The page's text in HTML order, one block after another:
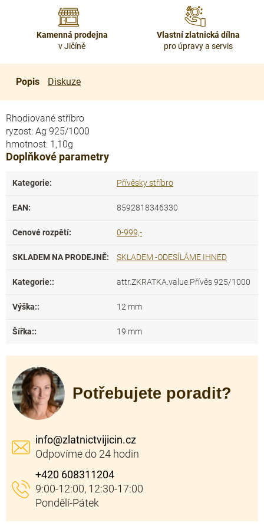
Kamenná prodejna
v Jičíně
Vlastní zlatnická dílna
pro úpravy a servis
Popis Diskuze
Rhodiované stříbro
ryzost: Ag 925/1000
hmotnost: 1,10g
Doplňkové parametry
Kategorie: Přívěsky stříbro
EAN: 8592818346330
Cenové rozpětí: 0-999,-
SKLADEM NA PRODEJNĚ: SKLADEM -ODESÍLÁME IHNED
Kategorie:: attr.ZKRATKA.value.Přívěs 925/1000
Výška:: 12 mm
Šířka:: 19 mm
Potřebujete poradit?
info@zlatnictvijicin.cz
+420 608311204